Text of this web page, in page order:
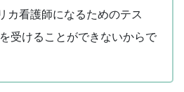
カ看護師になるためのテス
受けることができないからで